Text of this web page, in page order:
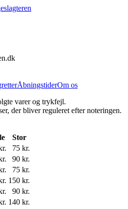
ÅbningstiderOm os
varer og trykfejl.
der bliver reguleret efter noteringen.
Stor
75 kr.
90 kr.
75 kr.
150 kr.
90 kr.
140 kr.